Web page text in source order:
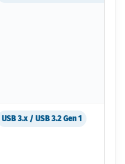
USB 3.x / USB 3.2 Gen 1